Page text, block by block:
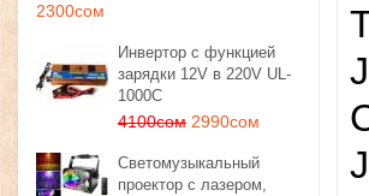
2300сом
Инвертор с функцией
зарядки 12V в 220V UL-
1000C
4100сом 2990сом
Светомузыкальный
проектор с лазером,